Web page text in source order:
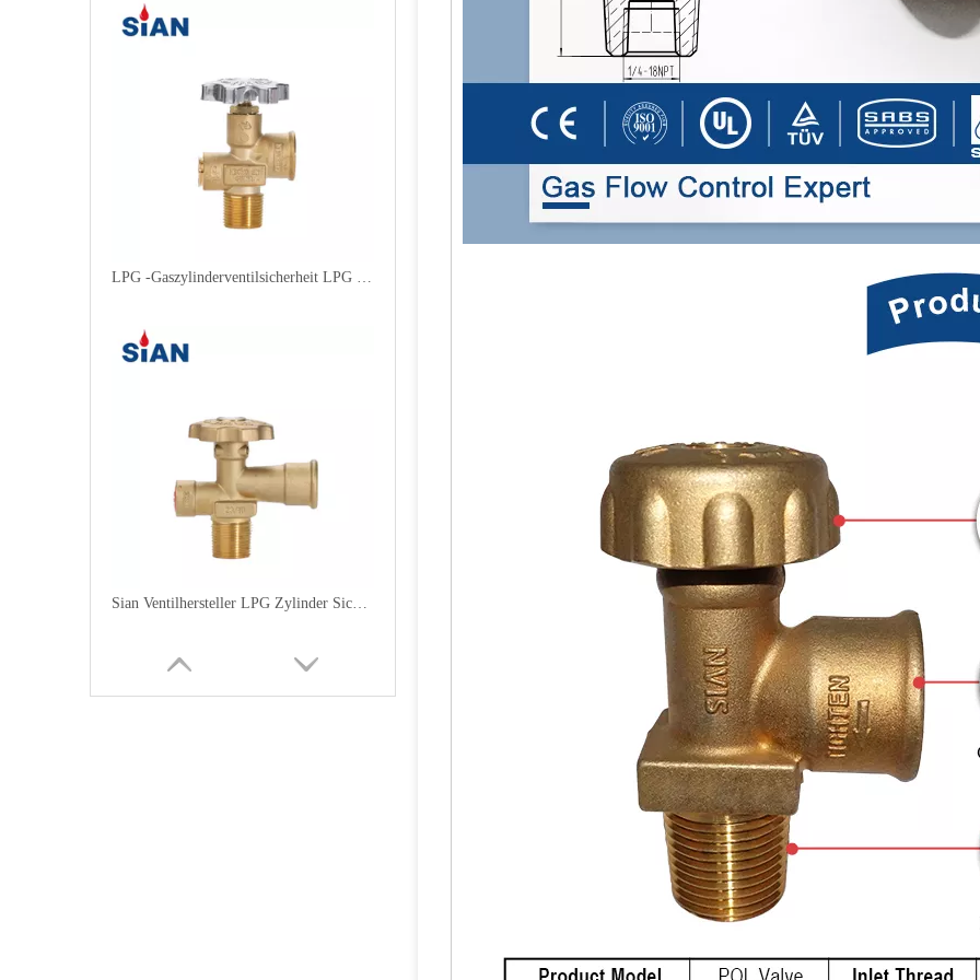
LPG -Gaszylinderventilsicherheit LPG Polventil für Mexiko
Sian Ventilhersteller LPG Zylinder Sicherheit Messing Polventile-V6